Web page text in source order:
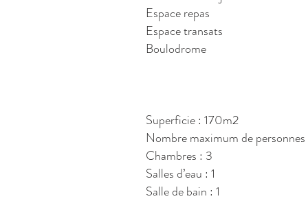
Espace repas
Espace transats
Boulodrome
Superficie : 170m2
Nombre maximum de
Chambres : 3
Salles d’eau : 1
Salle de bain : 1